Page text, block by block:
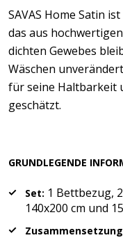
SAVAS Home Satin
das aus
dichten Gewebes
Wäschen
für seine Haltbarkeit
geschätzt.
GRUNDLEGENDE
Set: 1 Bettbezug,
140x200 cm und